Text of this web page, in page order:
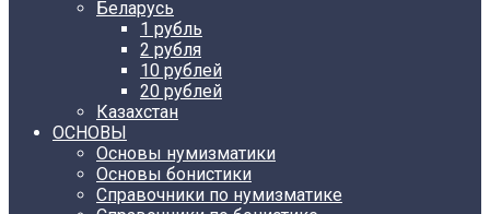
Беларусь
1 рубль
2 рубля
10 рублей
20 рублей
Казахстан
ОСНОВЫ
Основы нумизматики
Основы бонистики
Справочники по нумизматике